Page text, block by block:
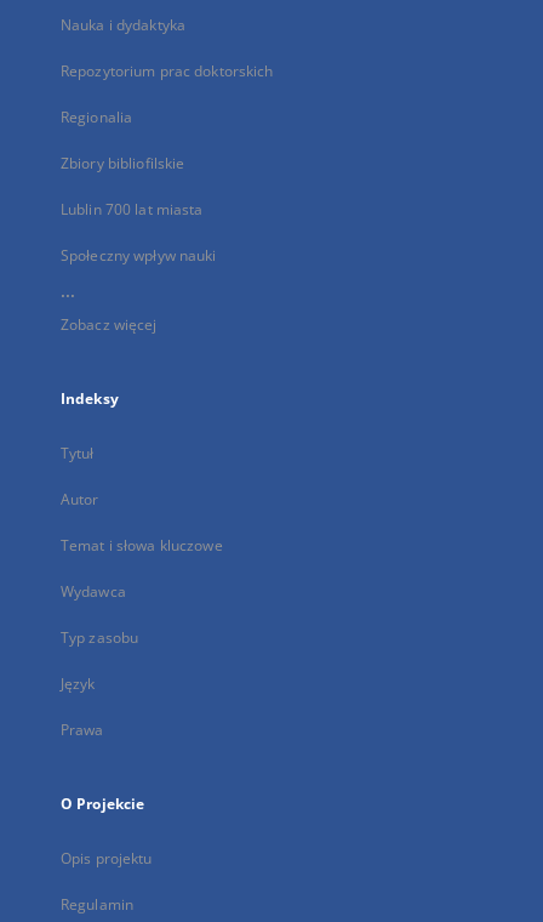
Nauka i dydaktyka
Repozytorium prac doktorskich
Regionalia
Zbiory bibliofilskie
Lublin 700 lat miasta
Społeczny wpływ nauki
...
Zobacz więcej
Indeksy
Tytuł
Autor
Temat i słowa kluczowe
Wydawca
Typ zasobu
Język
Prawa
O Projekcie
Opis projektu
Regulamin